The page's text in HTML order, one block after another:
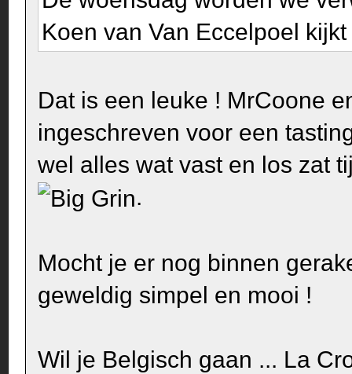
Koen van Van Eccelpoel
Dat is een leuke ! MrCoone
ingeschreven voor een
wel alles wat vast en los zat
.
Mocht je er nog binnen
geweldig simpel en mooi !
Wil je Belgisch gaan ... La